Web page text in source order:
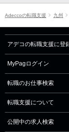
Adeccoの転職支援 九州
アデコの転職支援に登
MyPagログイン
転職のお仕事検索
転職支援について
公開中の求人検索